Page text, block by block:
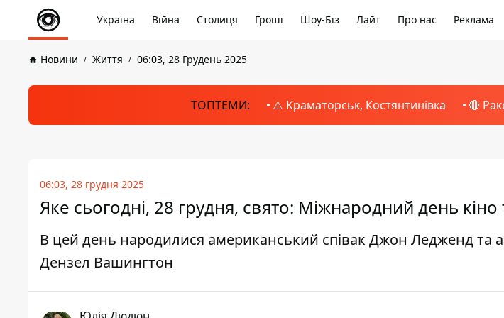
Україна Війна Столиця Гроші Шоу-Біз Лайт Про нас Реклама
Новини Життя 06:03, 28 Грудень 2025
ТОПТЕМИ: ⚠️ Краматорськ, Костянтинівка 🔴
06:03, 28 грудня 2025
Яке сьогодні, 28 грудня, свято: Міжнародний день кіно
В цей день народилися американський співак Джон Ледженд та
Дензел Вашингтон